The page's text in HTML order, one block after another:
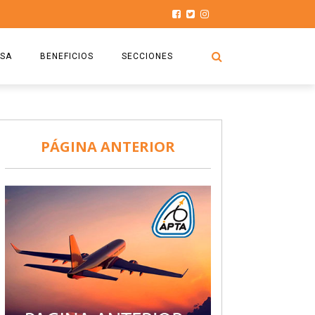
BENEFICIOS
COMISIÓN
SECCIONES
SEGURIDAD AÉREA
TURISMO Y RECREACIÓN
VIDEOS
PÁGINA ANTERIOR